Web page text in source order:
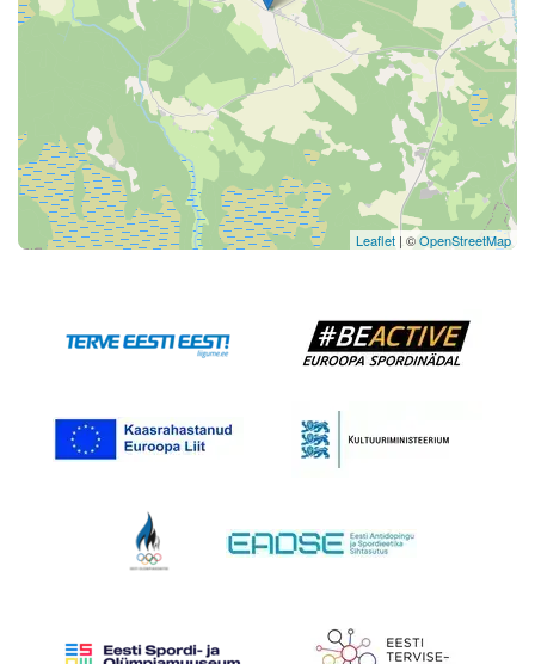
Leaflet | ©OpenStreetMap